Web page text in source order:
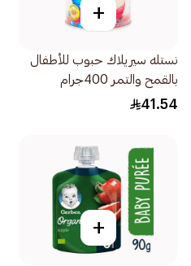
+
نستله سيريلاك حبوب للأطفال
بالقمح والتمر 400جرام
41.54
+